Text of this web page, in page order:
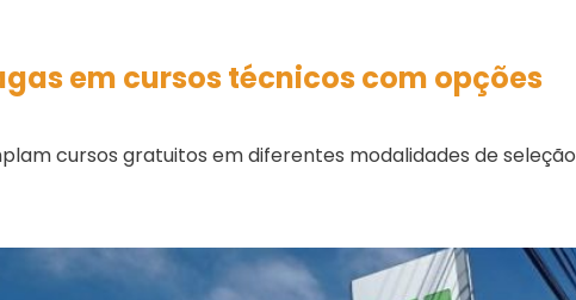
em cursos técnicos com opções
cursos gratuitos em diferentes modalidades de seleção